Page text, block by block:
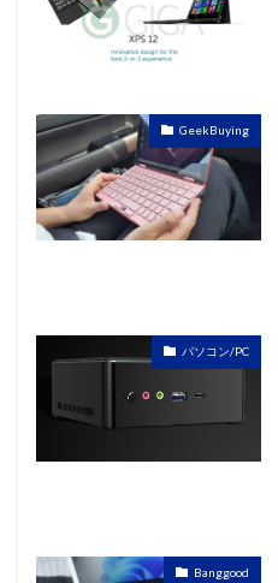
GeekBuying
パソコン/PC
Banggood